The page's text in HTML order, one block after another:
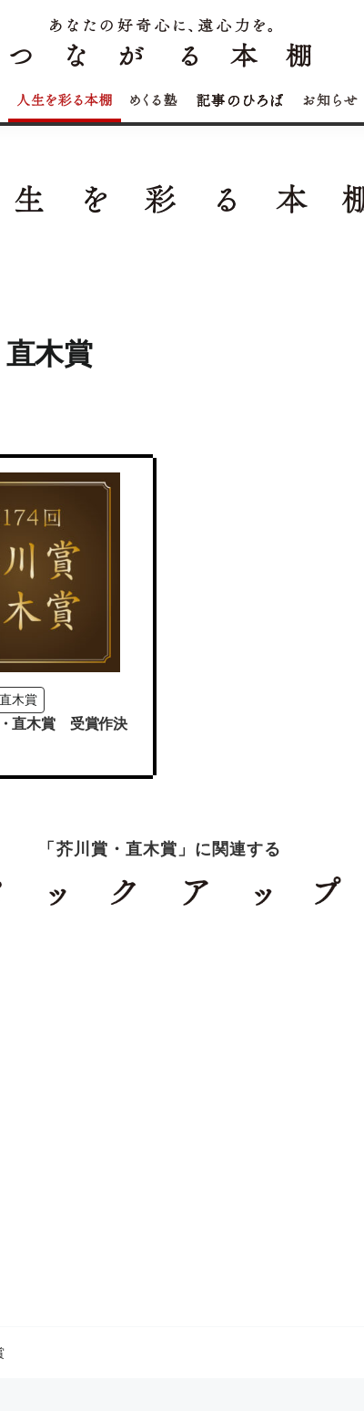
木賞
木賞
直木賞 受賞作決
「芥川賞・直木賞」に関連する